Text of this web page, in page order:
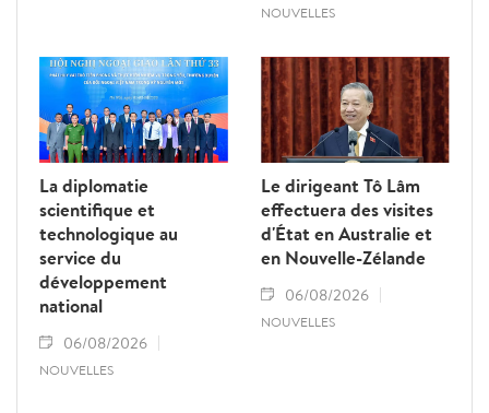
NOUVELLES
La diplomatie
scientifique et
technologique au
service du
développement
national
06/08/2026
NOUVELLES
Le dirigeant Tô Lâm
effectuera des visites
d'État en Australie et
en Nouvelle-Zélande
06/08/2026
NOUVELLES